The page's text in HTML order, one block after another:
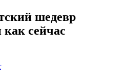
шедевр
сейчас